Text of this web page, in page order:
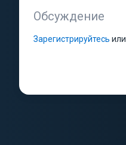
Обсуждение
Зарегистрируйтесь или